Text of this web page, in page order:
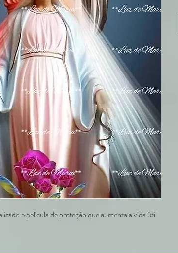
e película de proteção que aumenta a vida útil